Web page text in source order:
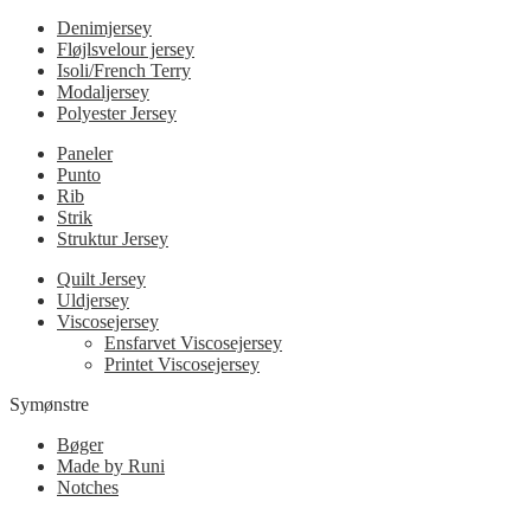
Denimjersey
Fløjlsvelour jersey
Isoli/French Terry
Modaljersey
Polyester Jersey
Paneler
Punto
Rib
Strik
Struktur Jersey
Quilt Jersey
Uldjersey
Viscosejersey
Ensfarvet Viscosejersey
Printet Viscosejersey
Symønstre
Bøger
Made by Runi
Notches